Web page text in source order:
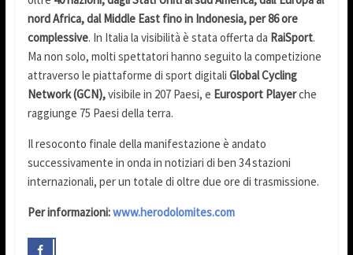
nord Africa, dal Middle East fino in Indonesia, per 86 ore
complessive. In Italia la visibilità è stata offerta da RaiSport.
Ma non solo, molti spettatori hanno seguito la competizione
attraverso le piattaforme di sport digitali Global Cycling
Network (GCN),visibile in 207 Paesi, e Eurosport Playerche
raggiunge 75 Paesi della terra.
Il resoconto finale della manifestazione è andato
successivamente in onda in notiziari di ben 34 stazioni
internazionali, per un totale di oltre due ore di trasmissione.
Per informazioni:www.herodolomites.com